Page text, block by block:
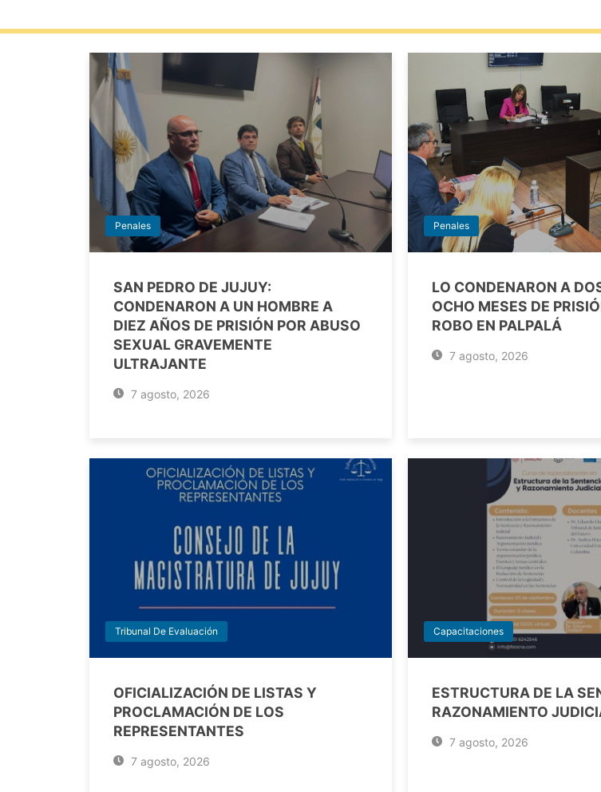
Penales
SAN PEDRO DE JUJUY:
CONDENARON A UN HOMBRE A
DIEZ AÑOS DE PRISIÓN POR ABUSO
SEXUAL GRAVEMENTE
ULTRAJANTE
7 agosto, 2026
Penales
LO CONDENARON A
OCHO MESES DE
ROBO EN PALPALÁ
7 agosto, 2026
Tribunal De Evaluación
OFICIALIZACIÓN DE LISTAS Y
PROCLAMACIÓN DE LOS
REPRESENTANTES
7 agosto, 2026
Capacitaciones
ESTRUCTURA DE LA
RAZONAMIENTO
7 agosto, 2026